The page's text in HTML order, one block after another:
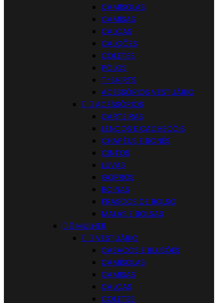
CAMISOLAS
CAMISAS
CALÇAS
CALÇÕES
COLETES
PÓLOS
T-SHIRTS
ACESSÓRIOS VESTUÁRIO
  ACESSÓRIOS
CARTEIRAS
LENÇOS E CACHECÓIS
CHAPÉUS E BONÉS
CINTOS
LUVAS
GORROS
BOINAS
FRASCOS DE BOLSO
MALAS E BOLSAS
  MULHER
  VESTUÁRIO
CASACOS E BLUSÕES
CAMISOLAS
CAMISAS
CALÇAS
COLETES